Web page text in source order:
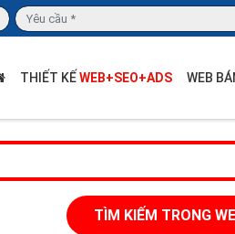
THIẾT KẾWEB+SEO+ADS WEB
TÌM KIẾM TRONG